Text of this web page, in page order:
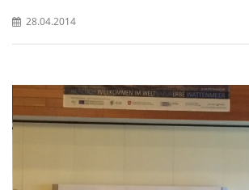
28.04.2014